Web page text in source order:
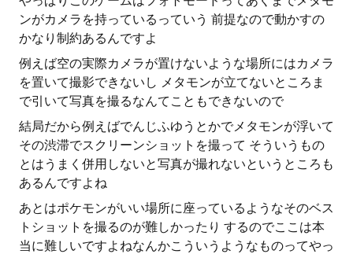
ンがカメラを持っているっていう 前提なので動かすの
かなり制約あるんですよ
例えば空の実際カメラが置けないような場所にはカメラ
を置いて撮影できないし メタモンが立てないところま
で引いて写真を撮るなんてこともできないので
結局だから例えばでんじふゆうとかでメタモンが浮いて
その渋滞でスクリーンショットを撮って そういうもの
とはうまく併用しないと写真が撮れないというところも
あるんですよね
あとはポケモンがいい場所に座っているようなそのベス
トショットを撮るのが難しかったり するのでここは本
当に難しいですよねなんかこういうようなものってやっ